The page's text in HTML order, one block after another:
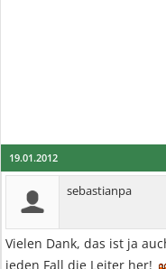
19.01.2012
sebastianpa
Vielen Dank, das ist ja
jeden Fall die Leiter her!